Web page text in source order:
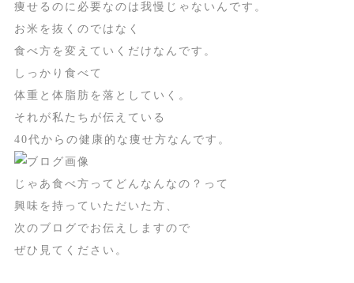
痩せるのに必要なのは我慢じゃないんです。
お米を抜くのではなく
食べ方を変えていくだけなんです。
しっかり食べて
体重と体脂肪を落としていく。
それが私たちが伝えている
40代からの健康的な痩せ方なんです。
じゃあ食べ方ってどんなんなの？って
興味を持っていただいた方、
次のブログでお伝えしますので
ぜひ見てください。